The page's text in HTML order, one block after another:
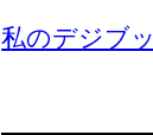
私のデジブ